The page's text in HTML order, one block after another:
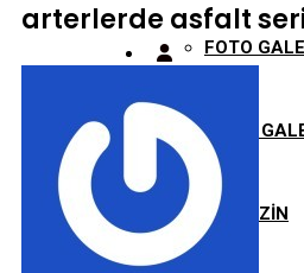
FOTO
VİDEO
MAGAZİN
arterlerde asfalt